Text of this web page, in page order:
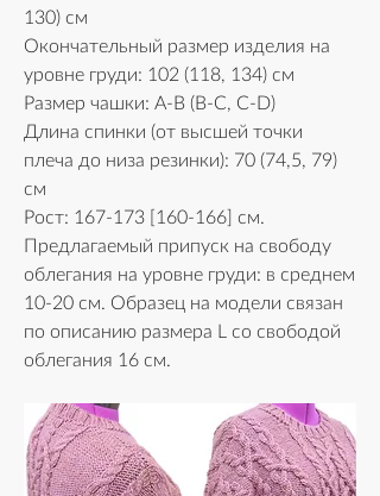
130) см
Окончательный размер изделия на
уровне груди: 102 (118, 134) см
Размер чашки: A-B (B-C, C-D)
Длина спинки (от высшей точки
плеча до низа резинки): 70 (74,5, 79)
см
Рост: 167-173 [160-166] см.
Предлагаемый припуск на свободу
облегания на уровне груди: в среднем
10-20 см. Образец на модели связан
по описанию размера L со свободой
облегания 16 см.